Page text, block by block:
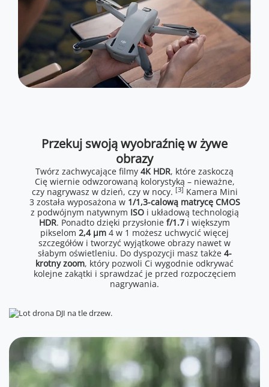
Przekuj swoją wyobraźnię w żywe
obrazy
Twórz zachwycające filmy 4K HDR, które zaskoczą
Cię wiernie odwzorowaną kolorystyką – nieważne,
czy nagrywasz w dzień, czy w nocy. [3] Kamera Mini
3 została wyposażona w 1/1,3-calową matrycę CMOS
z podwójnym natywnym ISOi układową technologią
HDR. Ponadto dzięki przysłonie f/1.7 i większym
pikselom 2,4 μm 4 w 1 możesz uchwycić więcej
szczegółów i tworzyć wyjątkowe obrazy nawet w
słabym oświetleniu. Do dyspozycji masz także 4-
krotny zoom, który pozwoli Ci wygodnie odkrywać
kolejne zakątki i sprawdzać je przed rozpoczęciem
nagrywania.